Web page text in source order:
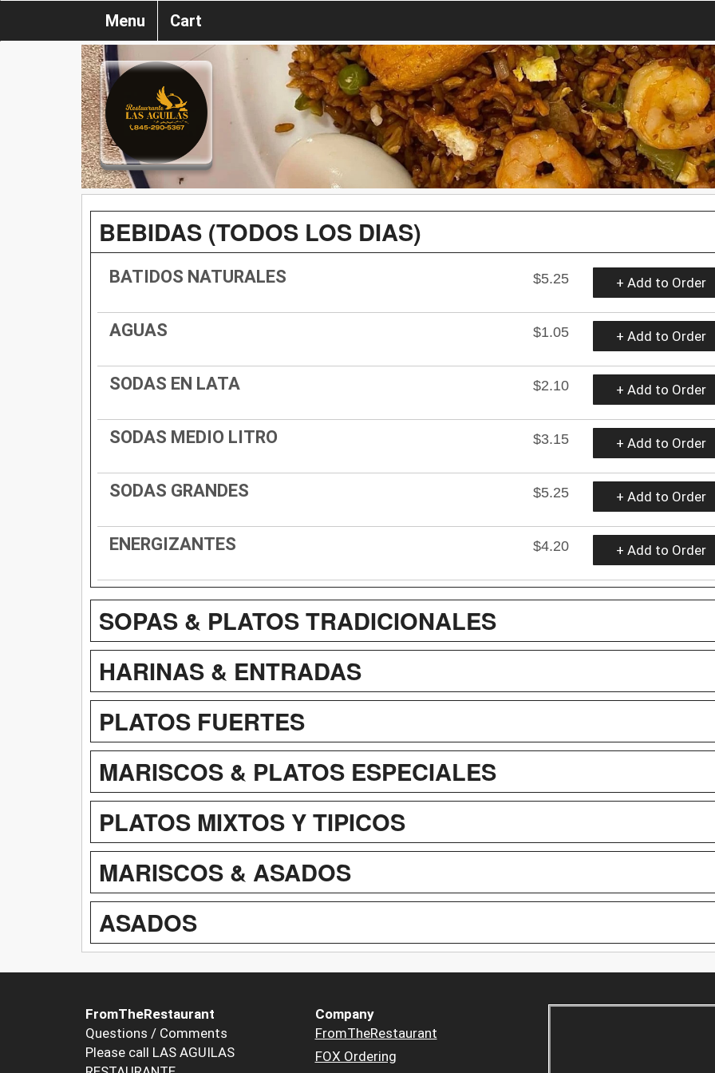
Menu Cart
BEBIDAS (TODOS LOS DIAS)
BATIDOS NATURALES $5.25 + Add to Order
AGUAS $1.05 + Add to Order
SODAS EN LATA $2.10 + Add to Order
SODAS MEDIO LITRO $3.15 + Add to Order
SODAS GRANDES $5.25 + Add to Order
ENERGIZANTES $4.20 + Add to Order
SOPAS & PLATOS TRADICIONALES
HARINAS & ENTRADAS
PLATOS FUERTES
MARISCOS & PLATOS ESPECIALES
PLATOS MIXTOS Y TIPICOS
MARISCOS & ASADOS
ASADOS
FromTheRestaurant
Questions / Comments
Please call LAS AGUILAS
Company
FromTheRestaurant
FOX Ordering